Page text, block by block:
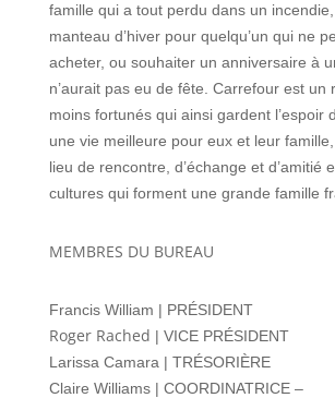
famille qui a tout perdu dans un
manteau d’hiver pour quelqu’un qui ne
acheter, ou souhaiter un anniversaire à
n’aurait pas eu de fête. Carrefour est un
moins fortunés qui ainsi gardent l’espoir
une vie meilleure pour eux et leur
lieu de rencontre, d’échange et d’amitié
cultures qui forment une grande famille
MEMBRES DU BUREAU
Francis William | PRÉSIDENT
Roger Rached | VICE PRÉSIDENT
Larissa Camara | TRÉSORIÈRE
Claire Williams | COORDINATRICE –